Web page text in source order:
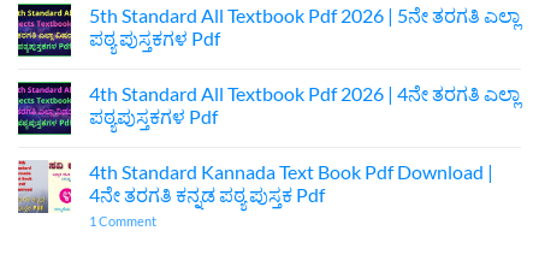
7ನೇ
ತರಗತಿ
ಕನ್ನಡ
on
6th
Standard
Book
Pdf
2026
ತರಗತಿ
ಎಲ್ಲಾ
ಪಠ್ಯಪುಸ್ತಕಗಳ
Pdf
5th Standard All Textbook Pdf 2026 | 5ನೇ ತರಗತಿ ಎಲ್ಲಾ
ಪಠ್ಯ ಪುಸ್ತಕಗಳ Pdf
on
5th
Standard
Pdf
2026
|
5ನೇ
4th Standard All Textbook Pdf 2026 | 4ನೇ ತರಗತಿ ಎಲ್ಲಾ
ಪಠ್ಯಪುಸ್ತಕಗಳ Pdf
on
4th
Standard
All
4th Standard Kannada Text Book Pdf Download |
4ನೇ ತರಗತಿ ಕನ್ನಡ ಪಠ್ಯ ಪುಸ್ತಕ Pdf
1 Commenton